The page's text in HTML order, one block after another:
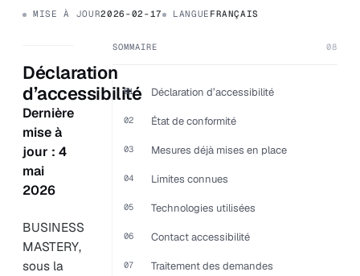
MISE À JOUR2026-02-17 LANGUE FRANÇAIS
Déclaration
d’accessibilité
Dernière
mise à
jour : 4
mai
2026
BUSINESS
MASTERY,
sous la
SOMMAIRE 08
01 Déclaration d’accessibilité
02 État de conformité
03 Mesures déjà mises en place
04 Limites connues
05 Technologies utilisées
06 Contact accessibilité
07 Traitement des demandes